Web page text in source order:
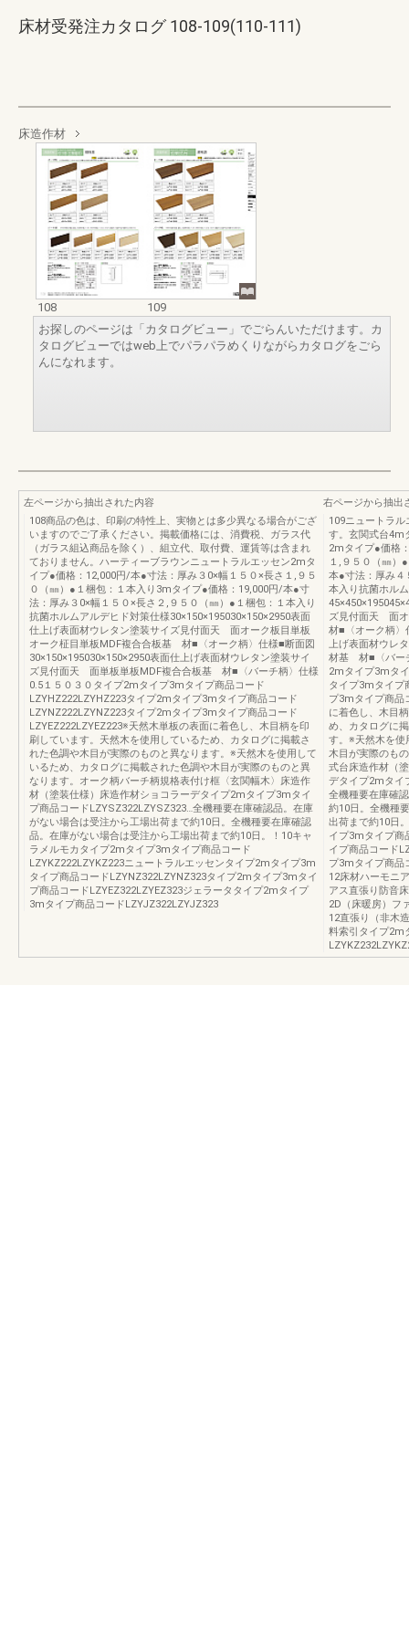
床材受発注カタログ 108-109(110-111)
床造作材
108
109
お探しのページは「カタログビュー」でごらんいただけます。カ
タログビューではweb上でパラパラめくりながらカタログをごら
んになれます。
左ページから抽出された内容
108商品の色は、印刷の特性上、実物とは多少異なる場合がござ
いますのでご了承ください。掲載価格には、消費税、ガラス代
（ガラス組込商品を除く）、組立代、取付費、運賃等は含まれ
ておりません。ハーティーブラウンニュートラルエッセン2mタ
イプ●価格：12,000円/本●寸法：厚み３0×幅１５０×長さ１,９５
０（㎜）●１梱包：１本入り3mタイプ●価格：19,000円/本●寸
法：厚み３0×幅１５０×長さ２,９５０（㎜）●１梱包：１本入り
抗菌ホルムアルデヒド対策仕様30×150×195030×150×2950表面
仕上げ表面材ウレタン塗装サイズ見付面天 面オーク板目単板
オーク柾目単板MDF複合合板基 材■〈オーク柄〉仕様■断面図
30×150×195030×150×2950表面仕上げ表面材ウレタン塗装サイ
ズ見付面天 面単板単板MDF複合合板基 材■〈バーチ柄〉仕様
0.5１５０３０タイプ2mタイプ3mタイプ商品コード
LZYHZ222LZYHZ223タイプ2mタイプ3mタイプ商品コード
LZYNZ222LZYNZ223タイプ2mタイプ3mタイプ商品コード
LZYEZ222LZYEZ223※天然木単板の表面に着色し、木目柄を印
刷しています。天然木を使用しているため、カタログに掲載さ
れた色調や木目が実際のものと異なります。※天然木を使用して
いるため、カタログに掲載された色調や木目が実際のものと異
なります。オーク柄バーチ柄規格表付け框〈玄関幅木〉床造作
材（塗装仕様）床造作材ショコラーデタイプ2mタイプ3mタイ
プ商品コードLZYSZ322LZYSZ323…全機種要在庫確認品。在庫
がない場合は受注から工場出荷まで約10日。全機種要在庫確認
品。在庫がない場合は受注から工場出荷まで約10日。！10キャ
ラメルモカタイプ2mタイプ3mタイプ商品コード
LZYKZ222LZYKZ223ニュートラルエッセンタイプ2mタイプ3m
タイプ商品コードLZYNZ322LZYNZ323タイプ2mタイプ3mタイ
プ商品コードLZYEZ322LZYEZ323ジェラータタイプ2mタイプ
3mタイプ商品コードLZYJZ322LZYJZ323
右ページから抽出
109ニュートラ
す。玄関式台4m
2mタイプ●価格
１,９５０（㎜）
本●寸法：厚み４
本入り抗菌ホル
ズ見付面天 面
材■〈オーク柄〉
上げ表面材ウレ
材基 材■〈バー
2mタイプ3mタ
タイプ3mタイプ
プ3mタイプ商品
に着色し、木目
め、カタログに
す。※天然木を使
木目が実際のも
式台床造作材（
デタイプ2mタイ
全機種要在庫確
約10日。全機種
出荷まで約10日
イプ3mタイプ商
イプ商品コード
プ3mタイプ商品
12床材ハーモニ
アス直張り防音
2D（床暖房）フ
12直張り（非木
料索引タイプ2m